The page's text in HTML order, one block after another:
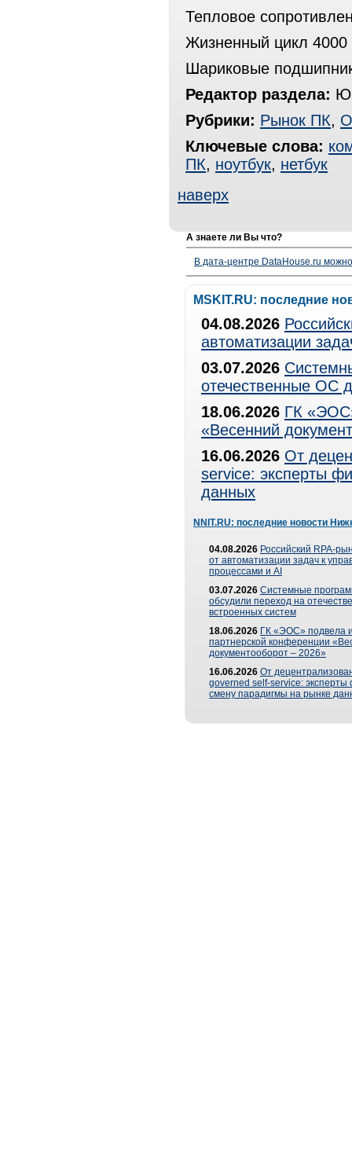
Тепловое
Жизненный цикл 4000
Шариковые
Редактор раздела:
Рубрики: Рынок ПК,
Ключевые слова:
ПК, ноутбук, нетбук
наверх
А знаете ли Вы что?
В дата-центре DataHouse.ru
MSKIT.RU: последние
04.08.2026
автоматизации
03.07.2026
отечественные ОС
18.06.2026 ГК
«Весенний
16.06.2026 От
service: эксперты
данных
NNIT.RU: последние новости
04.08.2026 Российский RPA-
от автоматизации задач к
процессами и AI
03.07.2026 Системные
обсудили переход на
встроенных систем
18.06.2026 ГК «ЭОС» подвела
партнерской конференции
документооборот – 2026»
16.06.2026 От
governed self-service: эксперты
смену парадигмы на рынке